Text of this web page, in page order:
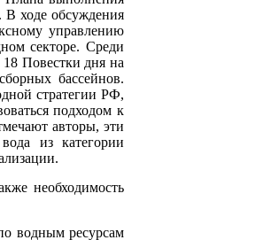
В ходе обсуждения
управлению
секторе. Среди
Повестки дня на
бассейнов.
стратегии РФ,
подходом к
авторы, эти
из категории
необходимость
водным ресурсам